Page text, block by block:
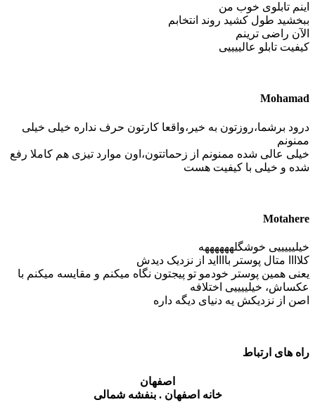
اینم تابلوی خوب من
ببخشید طول کشید روند انتخابم
الآن راضی ترینم
کیفیت تابلو عالییییی
Mohamad
درود برشما،روزتون به خیر،واقعا کارتون حرف نداره خیلی خیلی
ممنونم
خیلی عالی شده ممنونم از زحماتتون،اون موارد تیزی هم کاملا رفع
شده و خیلی با کیفیت هست
Motahere
خیلیییییی خوشگلههههههه
کلاااا متال پوستر بااااید از نزدیک دیدش
یعنی همین پوستر خودمو تو پیجتون نگاه میکنم و مقایسه میکنم با
عکساش، خیلییییی اختلافه
اصن از نزدیکش یه دنیای دیگه داره
راه های ارتباط
اصفهان
خانه اصفهان . بنفشه شمالی